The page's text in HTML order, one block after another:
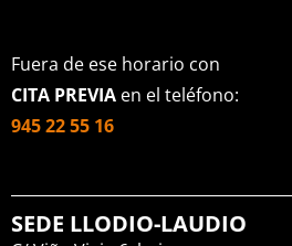
Fuera de ese horario con
CITA PREVIA en el teléfono:
945 22 55 16
SEDE LLODIO-LAUDIO